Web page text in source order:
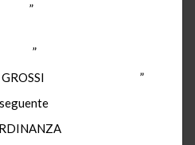
”
”
GROSSI ”